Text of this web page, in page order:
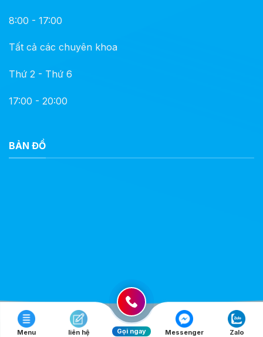
8:00 - 17:00
Tất cả các chuyên khoa
Thứ 2 - Thứ 6
17:00 - 20:00
BẢN ĐỒ
Menu liên hệ Gọi ngay Messenger Zalo